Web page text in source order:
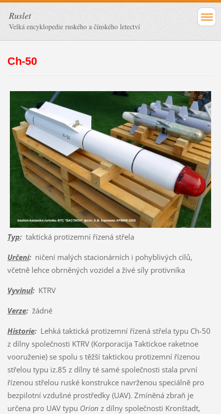
Ruslet
Velká encyklopedie ruského a čínského letectví
Ch-50
Typ:taktická protizemní řízená střela
Určení:ničení malých stacionárních i pohyblivých cílů,
včetně lehce obrněných vozidel a živé síly protivníka
Vyvinul:KTRV
Verze:žádné
Historie:Lehká taktická protizemní řízená střela typu Ch-50
z dílny společnosti KTRV (Korporacija Taktickoe raketnoe
vooruženie) se spolu s těžší taktickou protizemní řízenou
střelou typu iz.85 z dílny té samé společnosti stala první
řízenou střelou ruské konstrukce navrženou speciálně pro
bezpilotní vzdušné prostředky (UAV). Zmíněná zbraň je
určena pro UAV typu Orion z dílny společnosti Kronštadt,